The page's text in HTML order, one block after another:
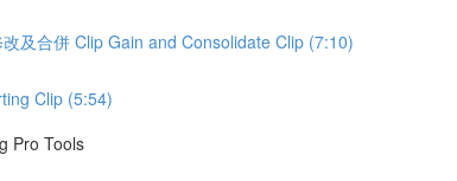
及合併 Clip Gain and Consolidate Clip (7:10)
Clip (5:54)
Pro Tools